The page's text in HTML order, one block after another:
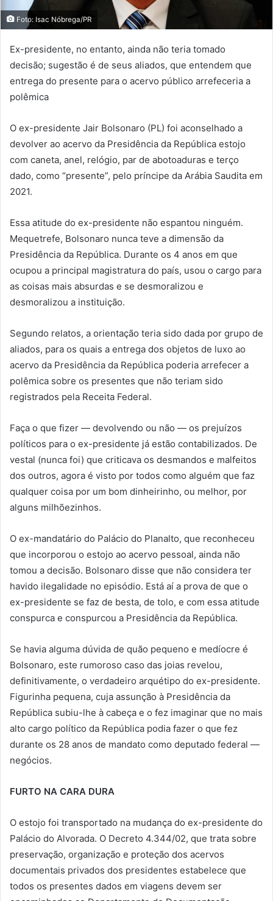
Foto: Isac Nóbrega/PR
Ex-presidente, no entanto, ainda não teria tomado
decisão; sugestão é de seus aliados, que entendem que
entrega do presente para o acervo público arrefeceria a
polêmica
O ex-presidente Jair Bolsonaro (PL) foi aconselhado a
devolver ao acervo da Presidência da República estojo
com caneta, anel, relógio, par de abotoaduras e terço
dado, como “presente”, pelo príncipe da Arábia Saudita em
2021.
Essa atitude do ex-presidente não espantou ninguém.
Mequetrefe, Bolsonaro nunca teve a dimensão da
Presidência da República. Durante os 4 anos em que
ocupou a principal magistratura do país, usou o cargo para
as coisas mais absurdas e se desmoralizou e
desmoralizou a instituição.
Segundo relatos, a orientação teria sido dada por grupo de
aliados, para os quais a entrega dos objetos de luxo ao
acervo da Presidência da República poderia arrefecer a
polêmica sobre os presentes que não teriam sido
registrados pela Receita Federal.
Faça o que fizer — devolvendo ou não — os prejuízos
políticos para o ex-presidente já estão contabilizados. De
vestal (nunca foi) que criticava os desmandos e malfeitos
dos outros, agora é visto por todos como alguém que faz
qualquer coisa por um bom dinheirinho, ou melhor, por
alguns milhõezinhos.
O ex-mandatário do Palácio do Planalto, que reconheceu
que incorporou o estojo ao acervo pessoal, ainda não
tomou a decisão. Bolsonaro disse que não considera ter
havido ilegalidade no episódio. Está aí a prova de que o
ex-presidente se faz de besta, de tolo, e com essa atitude
conspurca e conspurcou a Presidência da República.
Se havia alguma dúvida de quão pequeno e medíocre é
Bolsonaro, este rumoroso caso das joias revelou,
definitivamente, o verdadeiro arquétipo do ex-presidente.
Figurinha pequena, cuja assunção à Presidência da
República subiu-lhe à cabeça e o fez imaginar que no mais
alto cargo político da República podia fazer o que fez
durante os 28 anos de mandato como deputado federal —
negócios.
FURTO NA CARA DURA
O estojo foi transportado na mudança do ex-presidente do
Palácio do Alvorada. O Decreto 4.344/02, que trata sobre
preservação, organização e proteção dos acervos
documentais privados dos presidentes estabelece que
todos os presentes dados em viagens devem ser